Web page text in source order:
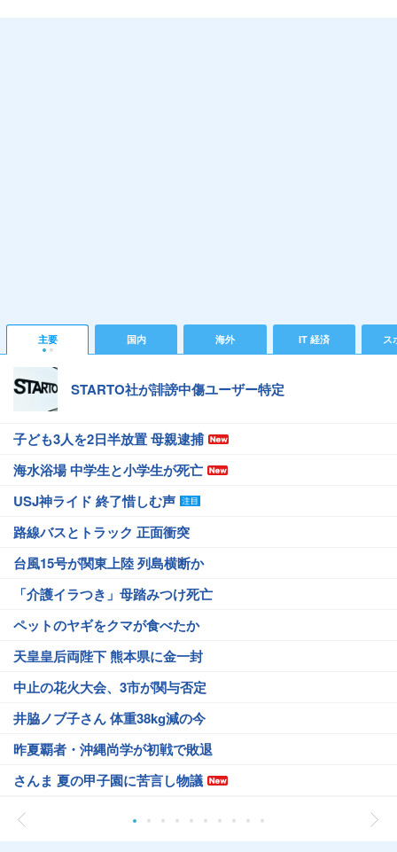
主要 国内 海外 IT 経済 ス
STARTO社が誹謗中傷ユーザー特定
子ども3人を2日半放置 母親逮捕
海水浴場 中学生と小学生が死亡
USJ神ライド 終了惜しむ声
路線バスとトラック 正面衝突
台風15号が関東上陸 列島横断か
「介護イラつき」母踏みつけ死亡
ペットのヤギをクマが食べたか
天皇皇后両陛下 熊本県に金一封
中止の花火大会、3市が関与否定
井脇ノブ子さん 体重38kg減の今
昨夏覇者・沖縄尚学が初戦で敗退
さんま 夏の甲子園に苦言し物議